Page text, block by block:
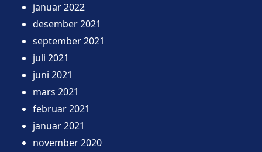
januar 2022
desember 2021
september 2021
juli 2021
juni 2021
mars 2021
februar 2021
januar 2021
november 2020